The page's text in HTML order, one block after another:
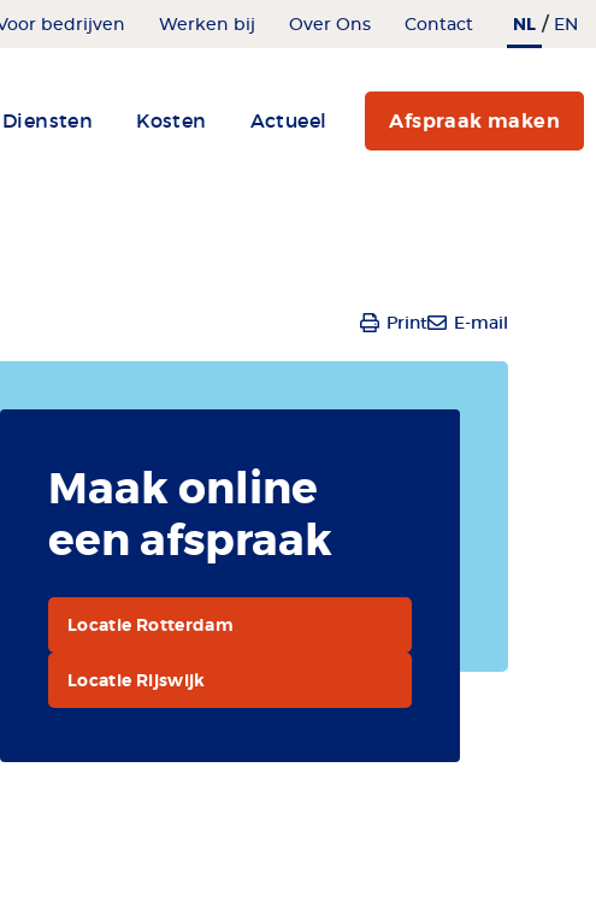
bedrijven Werken bij Over Ons Contact NL / EN
Diensten Kosten Actueel Afspraak maken
Print E-mail
Maak online
een afspraak
Locatie Rotterdam
Locatie Rijswijk